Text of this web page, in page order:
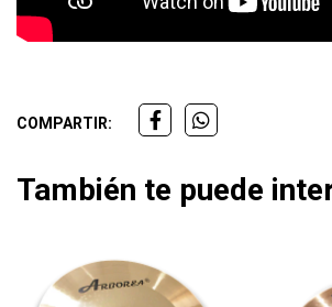
COMPARTIR:
También te puede